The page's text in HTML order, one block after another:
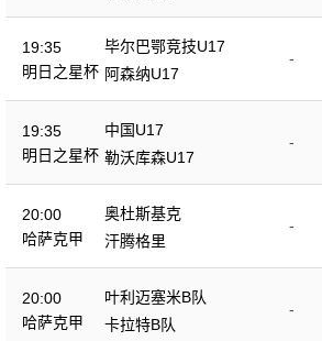
19:35
明日之星杯
毕尔巴鄂竞技U17
-
阿森纳U17
19:35
明日之星杯
中国U17
-
勒沃库森U17
20:00
哈萨克甲
奥杜斯基克
-
汗腾格里
20:00
哈萨克甲
叶利迈塞米B队
-
卡拉特B队